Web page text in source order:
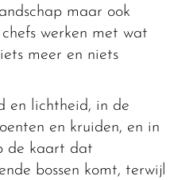
maar ook
werken met wat
meer en niets
en lichtheid, in de
en kruiden, en in
de kaart dat
bossen komt, terwijl